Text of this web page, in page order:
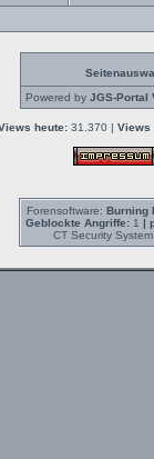
Powered by JGS-Portal
heute: 31.370 | Views
Forensoftware: Burning
Geblockte Angriffe:1 |
CT Security